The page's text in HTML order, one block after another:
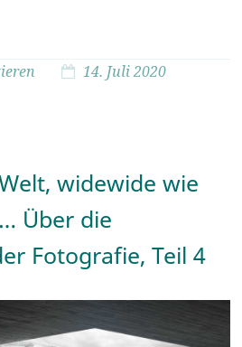
14. Juli 2020
widewide wie
Über die
Fotografie, Teil 4